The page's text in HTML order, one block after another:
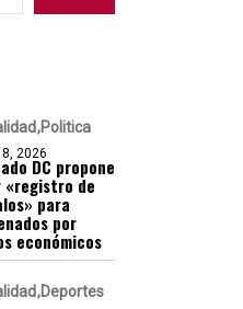
Politica
2026
DC propone
«registro de
para
por
económicos
Deportes